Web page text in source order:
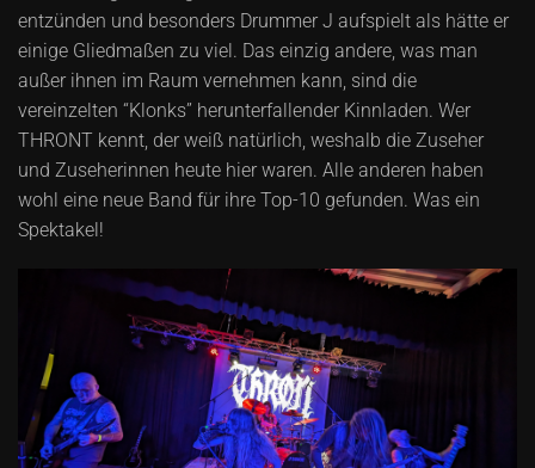
entzünden und besonders Drummer J aufspielt als hätte er
einige Gliedmaßen zu viel. Das einzig andere, was man
außer ihnen im Raum vernehmen kann, sind die
vereinzelten “Klonks” herunterfallender Kinnladen. Wer
THRONT kennt, der weiß natürlich, weshalb die Zuseher
und Zuseherinnen heute hier waren. Alle anderen haben
wohl eine neue Band für ihre Top-10 gefunden. Was ein
Spektakel!